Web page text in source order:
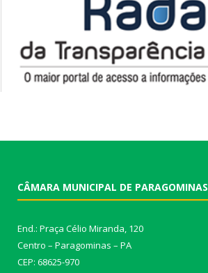
CÂMARA MUNICIPAL DE PARAGOMINAS
End.: Praça Célio Miranda, 120
Centro – Paragominas – PA
CEP: 68625-970